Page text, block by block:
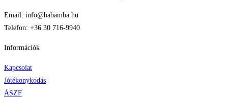
Email: info@babamba.hu
Telefon: +36 30 716-9940
Információk
Kapcsolat
Jótékonykodás
ÁSZF